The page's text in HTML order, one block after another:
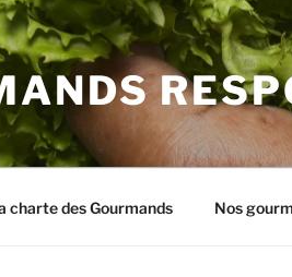
charte des Gourmands Nos